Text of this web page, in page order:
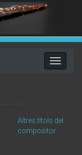
Toggle
Altres títols del
compositor